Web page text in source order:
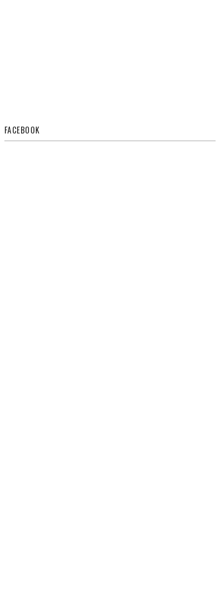
FACEBOOK